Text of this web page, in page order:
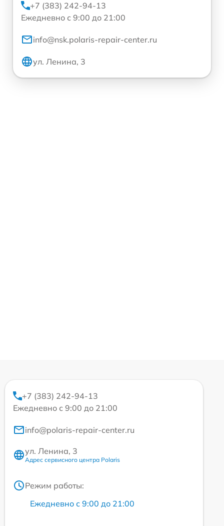
+7 (383) 242-94-13
Ежедневно с 9:00 до 21:00
info@nsk.polaris-repair-center.ru
ул. Ленина, 3
+7 (383) 242-94-13
Ежедневно с 9:00 до 21:00
info@polaris-repair-center.ru
ул. Ленина, 3
Адрес сервисного центра Polaris
Режим работы:
Ежедневно с 9:00 до 21:00